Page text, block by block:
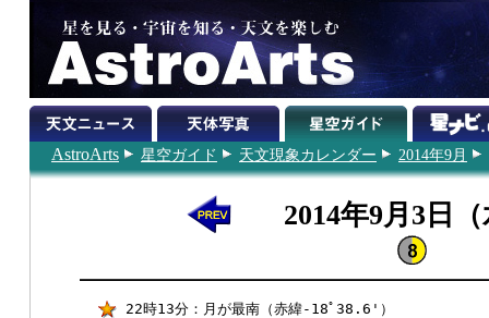
AstroArts 星空ガイド 天文現象カレンダー 2014年9月
2014年9月3日
22時13分：月が最南（赤緯-18ﾟ38.6'）